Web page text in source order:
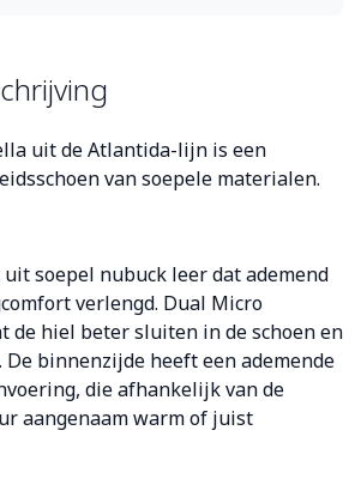
uit de Atlantida-lijn is een
van soepele materialen.
soepel nubuck leer dat ademend
verlengd. Dual Micro
de hiel beter sluiten in de schoen en
binnenzijde heeft een ademende
die afhankelijk van de
aangenaam warm of juist